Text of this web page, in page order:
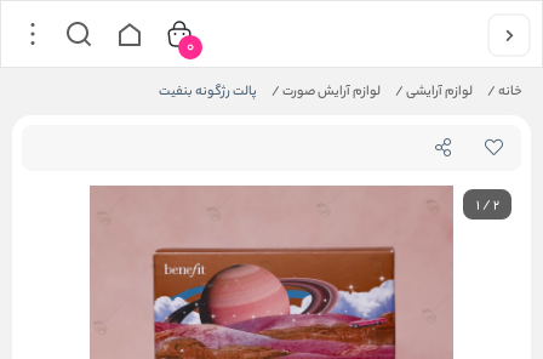
خانه/ لوازم آرایشی/ لوازم آرایش صورت/ پالت رژگونه بنفیت
0
1/2